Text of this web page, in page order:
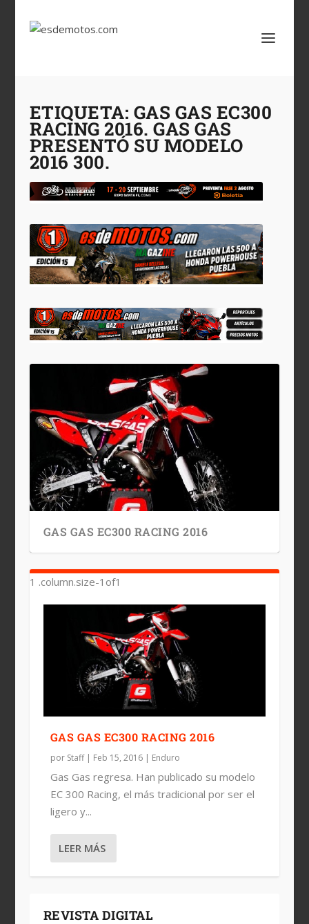
ETIQUETA: GAS GAS EC300
RACING 2016. GAS GAS
PRESENTÓ SU MODELO
2016 300.
GAS GAS EC300 RACING 2016
GAS GAS EC300 RACING 2016
por Staff| Feb 15, 2016| Enduro
Gas Gas regresa. Han publicado su modelo
EC 300 Racing, el más tradicional por ser el
ligero y...
LEER MÁS
REVISTA DIGITAL